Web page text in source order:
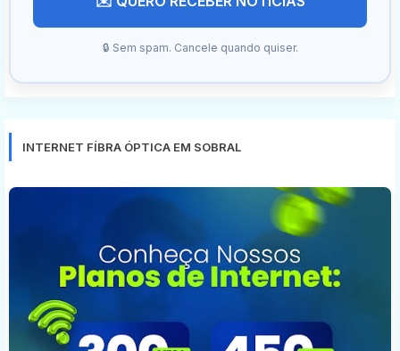
🔒 Sem spam. Cancele quando quiser.
INTERNET FÍBRA ÓPTICA EM SOBRAL